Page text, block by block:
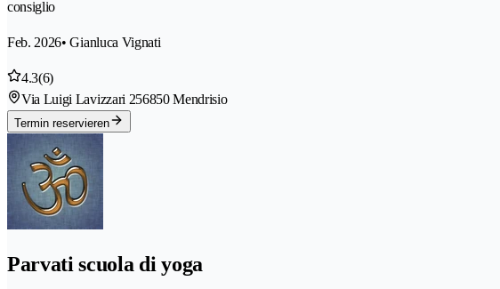
consiglio
Feb. 2026• Gianluca Vignati
4.3(6)
Via Luigi Lavizzari 256850 Mendrisio
Termin reservieren
Parvati scuola di yoga